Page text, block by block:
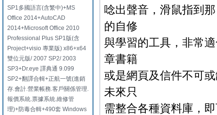
SP1多國語言(含繁中)+MS
Office 2014+AutoCAD
2014+Microsoft Office 2010
Professional Plus SP1版(含
Project+visio 專業版) x86+x64
雙位元版/ 2007 SP2/ 2003
SP3+Dr.eye 譯典通 9.099
SP2+翻譯合輯+正航一號(進銷
存.會計.營業帳務.客戶關係管理.
報價系統.票據系統.維修管
理)+防毒合輯+490套 Windows
唸出聲音，滑鼠指到
的自修
與學習的工具，非常
章書籍
或是網頁及信件不可
未來只
需整合各種資料庫，